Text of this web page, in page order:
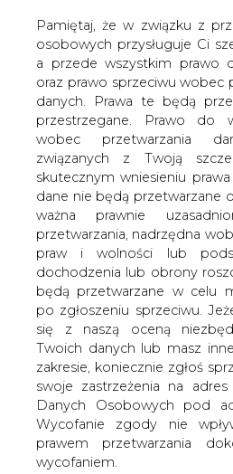
danych. Prawa te będą
przestrzegane. Prawo do
wobec przetwarzania
związanych z Twoją
skutecznym wniesieniu
dane nie będą przetwarzane
ważna prawnie
przetwarzania, nadrzędna
praw i wolności lub
dochodzenia lub obrony
będą przetwarzane w celu
po zgłoszeniu sprzeciwu.
się z naszą oceną
Twoich danych lub masz
zakresie, koniecznie zgłoś
swoje zastrzeżenia na
Danych Osobowych pod
Wycofanie zgody nie
prawem przetwarzania
wycofaniem.
W dowolnym czasie
przechowywania i dostępu
ustawieniach przeglądarki
elektroenergetycznej
elektrowni wodnych,
zlokalizowana na
Wielkopolskiego.
Partnerem spółki w tym
OPERATOR –
przewodniczący rady nadzorczej
Na początku swojej
dziewięć lokalizacji, z
pozyskać w 2010 roku.
dwoma lokalizacjami pod
wodne, zostaną one
Wielkopolskim oraz
negocjacje dotyczące
kolejne tego typu inwestycje.
W czerwcu 2010 roku
małopolskim partnerem list
współpracy na rzecz budowy
Wiśle, a w dalszej kolejności
wodnych o łącznej mocy 6
zaplanowano do końca 2013